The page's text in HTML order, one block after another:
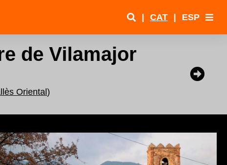
| CAT | ESP
de Vilamajor
Oriental)